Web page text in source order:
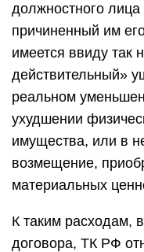
должностного
причиненный им
имеется ввиду так
действительный»
реальном
ухудшении
имущества, или в
возмещение,
материальных
К таким расходам,
договора, ТК РФ